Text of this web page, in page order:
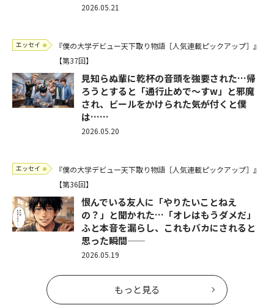
2026.05.21
エッセイ
『僕の大学デビュー天下取り物語［人気連載ピックアップ］』
【第37回】
見知らぬ輩に乾杯の音頭を強要された…帰
ろうとすると「通行止めで～すw」と邪魔
され、ビールをかけられた――気が付くと僕
は……
2026.05.20
エッセイ
『僕の大学デビュー天下取り物語［人気連載ピックアップ］』
【第36回】
恨んでいる友人に「やりたいことねえ
の？」と聞かれた…「オレはもうダメだ」
ふと本音を漏らし、これもバカにされると
思った瞬間――
2026.05.19
もっと見る